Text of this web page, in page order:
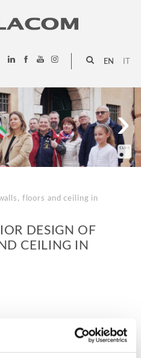
EN
›
floors and ceiling in
DESIGN OF
CEILING IN